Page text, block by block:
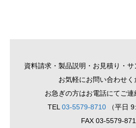
資料請求・製品説明・お見積り・サ
お気軽にお問い合わせく
お急ぎの方はお電話にてご連
TEL 03-5579-8710（平日
FAX 03-5579-